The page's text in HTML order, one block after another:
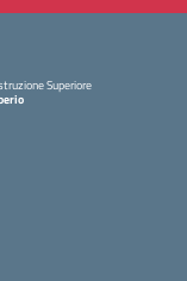
Superiore
iniziale della scuola